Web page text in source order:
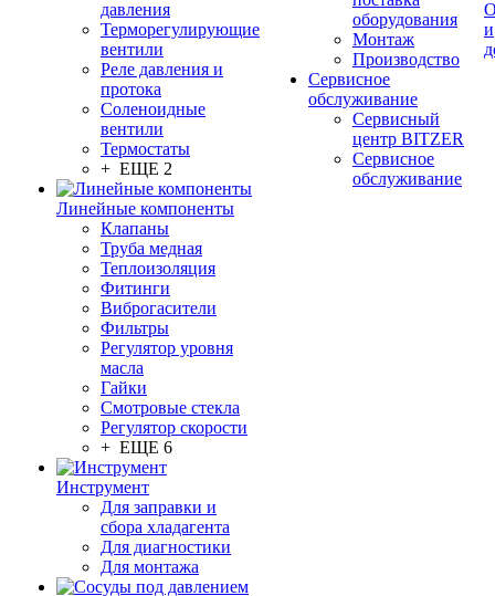
давления
Терморегулирующие
вентили
Реле давления и
протока
Соленоидные
вентили
Термостаты
+ ЕЩЕ 2
Линейные компоненты
Клапаны
Труба медная
Теплоизоляция
Фитинги
Виброгасители
Фильтры
Регулятор уровня
масла
Гайки
Смотровые стекла
Регулятор скорости
+ ЕЩЕ 6
Инструмент
Для заправки и
сбора хладагента
Для диагностики
Для монтажа
оборудования
Монтаж
Производство
Сервисное
обслуживание
Сервисный
центр BITZER
Сервисное
обслуживание
и